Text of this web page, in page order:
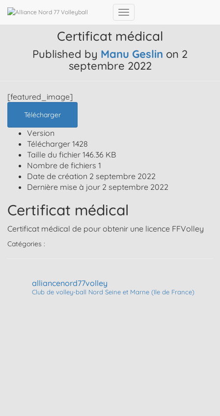
Ouvrir/fermer la navigation
Certificat médical
Published by Manu Geslin on 2
septembre 2022
[featured_image]
Télécharger
Version
Télécharger 1428
Taille du fichier 146.36 KB
Nombre de fichiers 1
Date de création 2 septembre 2022
Dernière mise à jour 2 septembre 2022
Certificat médical
Certificat médical de pour obtenir une licence FFVolley
Catégories :
alliancenord77volley
Club de volley-ball Nord Seine et Marne (Ile de France)